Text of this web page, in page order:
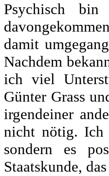
Psychisch
damit
Nachdem
ich viel
Günter Grass
irgendeiner
nicht nötig. Ich
sondern es
Staatskunde,